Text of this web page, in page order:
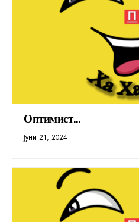
Оптимист…
јуни 21, 2024